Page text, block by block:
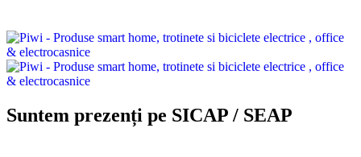
Suntem prezenți pe SICAP / SEAP